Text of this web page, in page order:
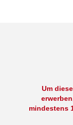
Um
mindestens